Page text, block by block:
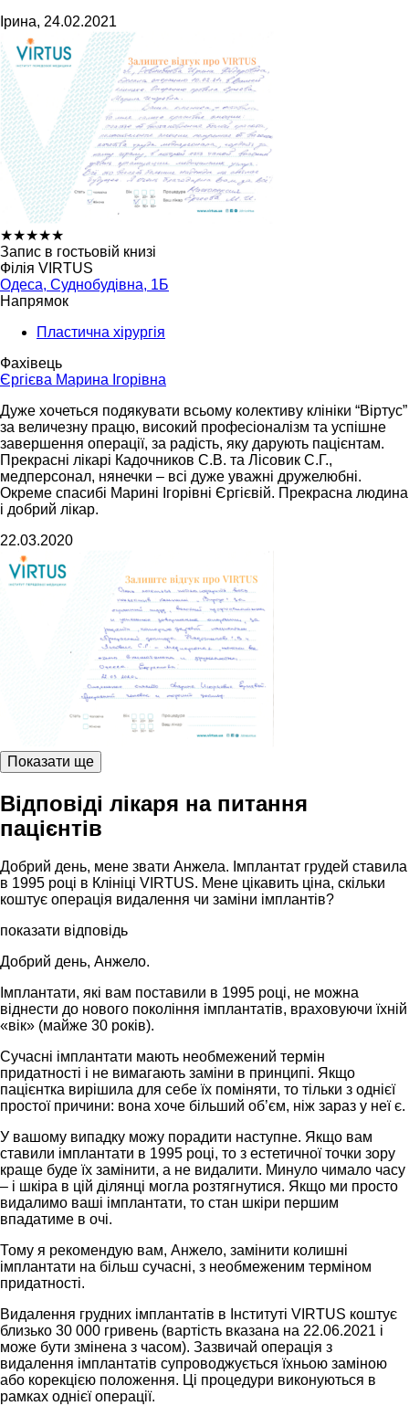
Ірина, 24.02.2021
★★★★★
Запис в гостьовій книзі
Філія VIRTUS
Одеса, Суднобудівна, 1Б
Напрямок
Пластична хірургія
Фахівець
Єргієва Марина Ігорівна
Дуже хочеться подякувати всьому колективу клініки “Віртус”
за величезну працю, високий професіоналізм та успішне
завершення операції, за радість, яку дарують пацієнтам.
Прекрасні лікарі Кадочников С.В. та Лісовик С.Г.,
медперсонал, нянечки – всі дуже уважні дружелюбні.
Окреме спасибі Марині Ігорівні Єргієвій. Прекрасна людина
і добрий лікар.
22.03.2020
Показати ще
Відповіді лікаря на питання
пацієнтів
Добрий день, мене звати Анжела. Імплантат грудей ставила
в 1995 році в Клініці VIRTUS. Мене цікавить ціна, скільки
коштує операція видалення чи заміни імплантів?
показати відповідь
Добрий день, Анжело.
Імплантати, які вам поставили в 1995 році, не можна
віднести до нового покоління імплантатів, враховуючи їхній
«вік» (майже 30 років).
Сучасні імплантати мають необмежений термін
придатності і не вимагають заміни в принципі. Якщо
пацієнтка вирішила для себе їх поміняти, то тільки з однієї
простої причини: вона хоче більший об’єм, ніж зараз у неї є.
У вашому випадку можу порадити наступне. Якщо вам
ставили імплантати в 1995 році, то з естетичної точки зору
краще буде їх замінити, а не видалити. Минуло чимало часу
– і шкіра в цій ділянці могла розтягнутися. Якщо ми просто
видалимо ваші імплантати, то стан шкіри першим
впадатиме в очі.
Тому я рекомендую вам, Анжело, замінити колишні
імплантати на більш сучасні, з необмеженим терміном
придатності.
Видалення грудних імплантатів в Інституті VIRTUS коштує
близько 30 000 гривень (вартість вказана на 22.06.2021 і
може бути змінена з часом). Зазвичай операція з
видалення імплантатів супроводжується їхньою заміною
або корекцією положення. Ці процедури виконуються в
рамках однієї операції.